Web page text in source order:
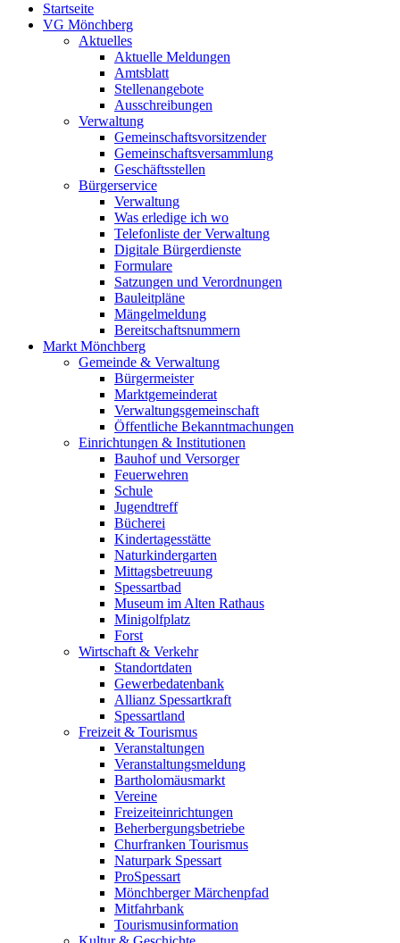
Startseite
VG Mönchberg
Aktuelles
Aktuelle Meldungen
Amtsblatt
Stellenangebote
Ausschreibungen
Verwaltung
Gemeinschaftsvorsitzender
Gemeinschaftsversammlung
Geschäftsstellen
Bürgerservice
Verwaltung
Was erledige ich wo
Telefonliste der Verwaltung
Digitale Bürgerdienste
Formulare
Satzungen und Verordnungen
Bauleitpläne
Mängelmeldung
Bereitschaftsnummern
Markt Mönchberg
Gemeinde & Verwaltung
Bürgermeister
Marktgemeinderat
Verwaltungsgemeinschaft
Öffentliche Bekanntmachungen
Einrichtungen & Institutionen
Bauhof und Versorger
Feuerwehren
Schule
Jugendtreff
Bücherei
Kindertagesstätte
Naturkindergarten
Mittagsbetreuung
Spessartbad
Museum im Alten Rathaus
Minigolfplatz
Forst
Wirtschaft & Verkehr
Standortdaten
Gewerbedatenbank
Allianz Spessartkraft
Spessartland
Freizeit & Tourismus
Veranstaltungen
Veranstaltungsmeldung
Bartholomäusmarkt
Vereine
Freizeiteinrichtungen
Beherbergungsbetriebe
Churfranken Tourismus
Naturpark Spessart
ProSpessart
Mönchberger Märchenpfad
Mitfahrbank
Tourismusinformation